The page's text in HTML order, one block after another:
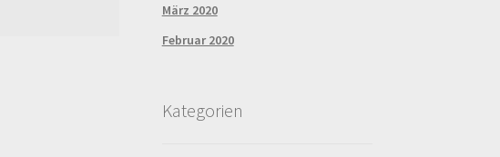
März 2020
Februar 2020
Kategorien